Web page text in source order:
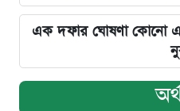
এক দফার ঘোষণা কোনো